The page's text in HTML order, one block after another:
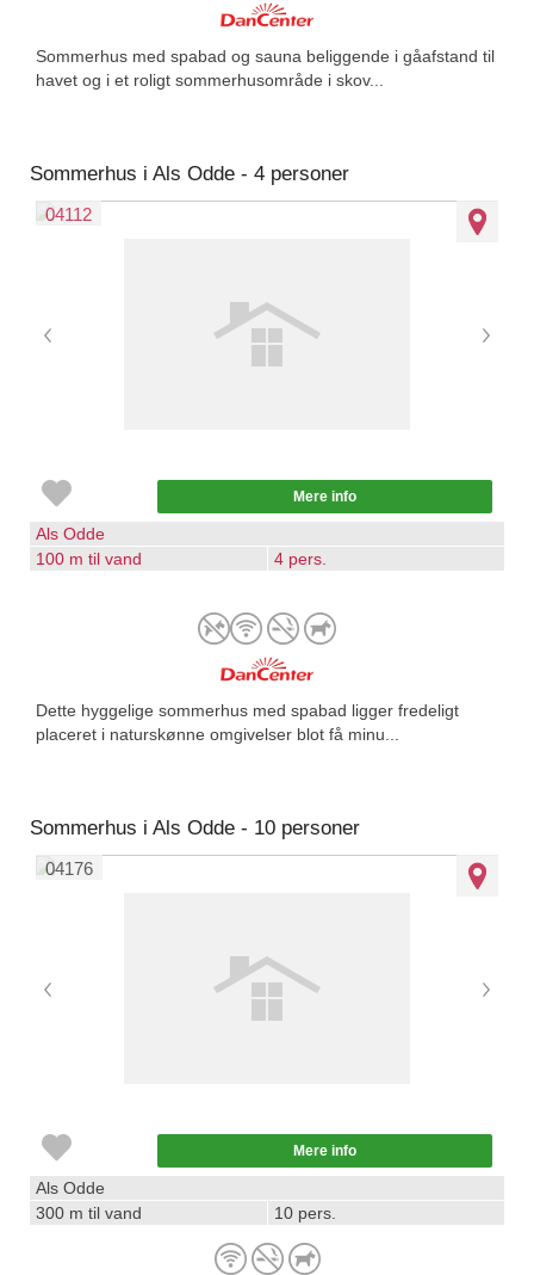
Sommerhus med spabad og sauna beliggende i gåafstand til
havet og i et roligt sommerhusområde i skov...
Sommerhus i Als Odde - 4 personer
04112
Mere info
Als Odde
100 m til vand
4 pers.
Dette hyggelige sommerhus med spabad ligger fredeligt
placeret i naturskønne omgivelser blot få minu...
Sommerhus i Als Odde - 10 personer
04176
Mere info
Als Odde
300 m til vand
10 pers.